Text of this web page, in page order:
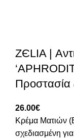
ZЄLIA |
26.00€
Κρέμα Ματιών
σχεδιασμένη